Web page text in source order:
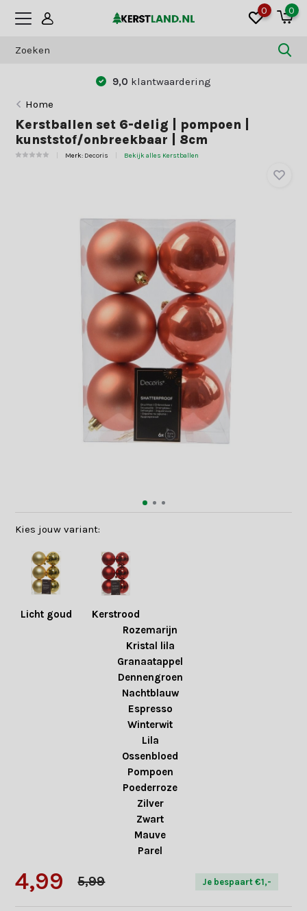
0 0
9,0 klantwaardering
Home
Kerstballen set 6-delig | pompoen |
kunststof/onbreekbaar | 8cm
Merk: Decoris Bekijk alles Kerstballen
Kies jouw variant:
Licht goud
Kerstrood
Rozemarijn
Kristal lila
Granaatappel
Dennengroen
Nachtblauw
Espresso
Winterwit
Lila
Ossenbloed
Pompoen
Poederroze
Zilver
Zwart
Mauve
Parel
4,99 5,99 Je bespaart €1,-